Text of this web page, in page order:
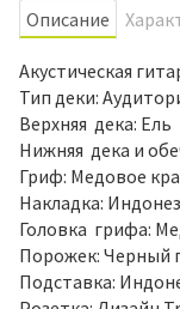
Oписание
Акустическая
Тип деки:
Верхняя дека: Ель
Нижняя дека и
Гриф: Медовое
Накладка:
Головка грифа:
Порожек: Черный
Подставка: